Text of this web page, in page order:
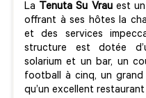
La Tenuta Su Vrauest un
offrant à ses hôtes la
et des services
structure est dotée
solarium et un bar, un
football à cinq, un grand
qu’un excellent